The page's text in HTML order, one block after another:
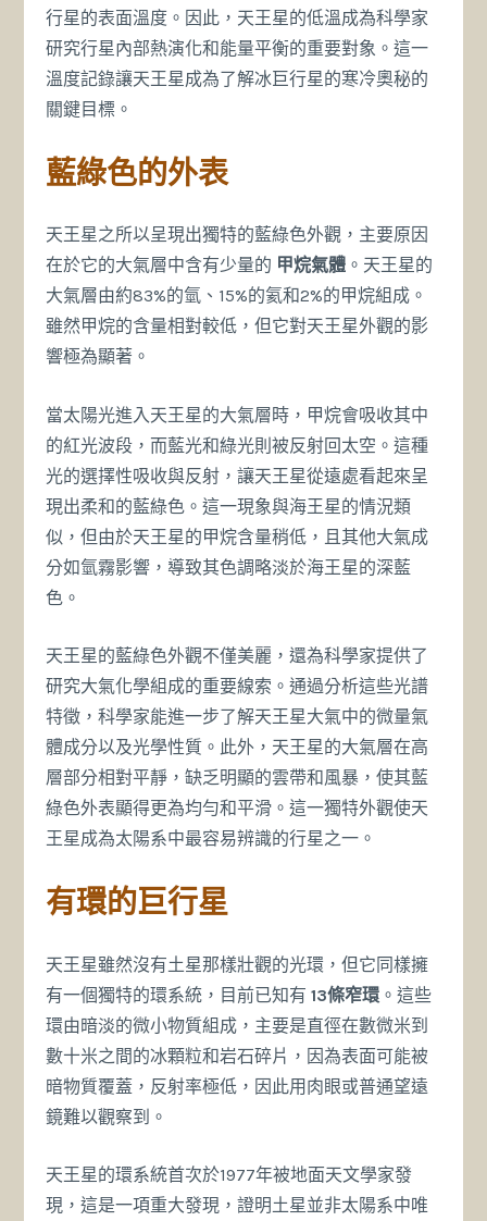
行星的表面溫度。因此，天王星的低溫成為科學家
研究行星內部熱演化和能量平衡的重要對象。這一
溫度記錄讓天王星成為了解冰巨行星的寒冷奧秘的
關鍵目標。
藍綠色的外表
天王星之所以呈現出獨特的藍綠色外觀，主要原因
在於它的大氣層中含有少量的 甲烷氣體 。天王星的
大氣層由約83%的氫、15%的氦和2%的甲烷組成。
雖然甲烷的含量相對較低，但它對天王星外觀的影
響極為顯著。
當太陽光進入天王星的大氣層時，甲烷會吸收其中
的紅光波段，而藍光和綠光則被反射回太空。這種
光的選擇性吸收與反射，讓天王星從遠處看起來呈
現出柔和的藍綠色。這一現象與海王星的情況類
似，但由於天王星的甲烷含量稍低，且其他大氣成
分如氫霧影響，導致其色調略淡於海王星的深藍
色。
天王星的藍綠色外觀不僅美麗，還為科學家提供了
研究大氣化學組成的重要線索。通過分析這些光譜
特徵，科學家能進一步了解天王星大氣中的微量氣
體成分以及光學性質。此外，天王星的大氣層在高
層部分相對平靜，缺乏明顯的雲帶和風暴，使其藍
綠色外表顯得更為均勻和平滑。這一獨特外觀使天
王星成為太陽系中最容易辨識的行星之一。
有環的巨行星
天王星雖然沒有土星那樣壯觀的光環，但它同樣擁
有一個獨特的環系統，目前已知有13條窄環 。這些
環由暗淡的微小物質組成，主要是直徑在數微米到
數十米之間的冰顆粒和岩石碎片，因為表面可能被
暗物質覆蓋，反射率極低，因此用肉眼或普通望遠
鏡難以觀察到。
天王星的環系統首次於1977年被地面天文學家發
現，這是一項重大發現，證明土星並非太陽系中唯